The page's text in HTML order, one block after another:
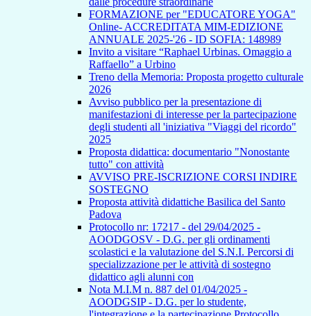
FORMAZIONE per "EDUCATORE YOGA"
Online- ACCREDITATA MIM-EDIZIONE
ANNUALE 2025-'26 - ID SOFIA: 148989
Invito a visitare “Raphael Urbinas. Omaggio a
Raffaello” a Urbino
Treno della Memoria: Proposta progetto culturale
2026
Avviso pubblico per la presentazione di
manifestazioni di interesse per la partecipazione
degli studenti all 'iniziativa "Viaggi del ricordo"
2025
Proposta didattica: documentario "Nonostante
tutto" con attività
AVVISO PRE-ISCRIZIONE CORSI INDIRE
SOSTEGNO
Proposta attività didattiche Basilica del Santo
Padova
Protocollo nr: 17217 - del 29/04/2025 -
AOODGOSV - D.G. per gli ordinamenti
scolastici e la valutazione del S.N.I. Percorsi di
specializzazione per le attività di sostegno
didattico agli alunni con
Nota M.I.M n. 887 del 01/04/2025 -
AOODGSIP - D.G. per lo studente,